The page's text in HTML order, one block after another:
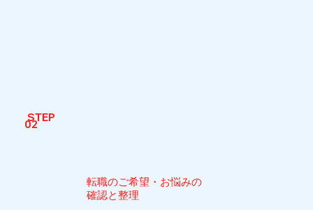
転職のご希望・お悩みの
確認と整理
STEP
02